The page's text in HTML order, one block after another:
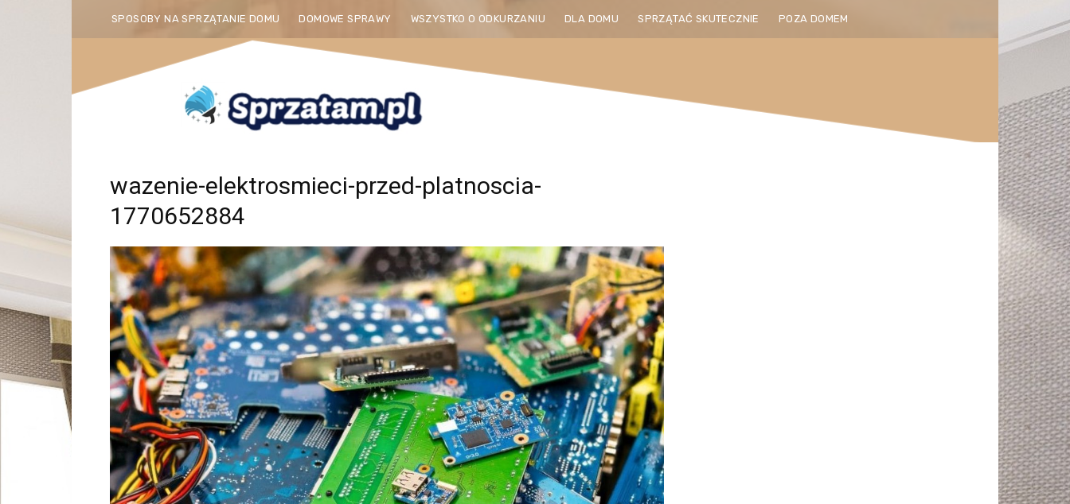
SPOSOBY NA SPRZĄTANIE DOMU DOMOWE SPRAWY WSZYSTKO O ODKURZANIU DLA DOMU SPRZĄTAĆ SKUTECZNIE POZA DOMEM
wazenie-elektrosmieci-przed-platnoscia-
1770652884